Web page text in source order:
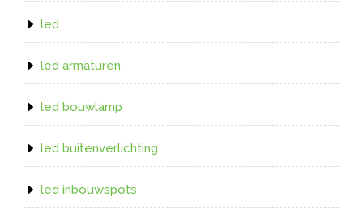
led
led armaturen
led bouwlamp
led buitenverlichting
led inbouwspots